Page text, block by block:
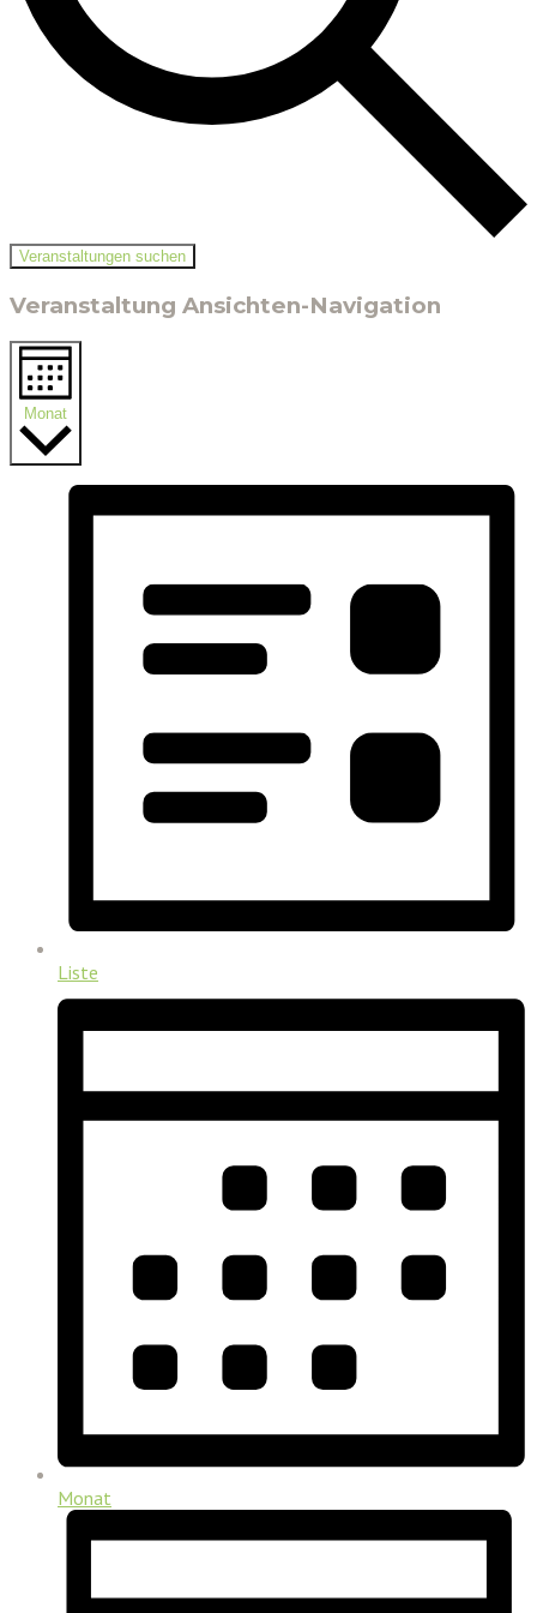
Veranstaltungen suchen
Veranstaltung Ansichten-Navigation
Monat
Liste
Monat